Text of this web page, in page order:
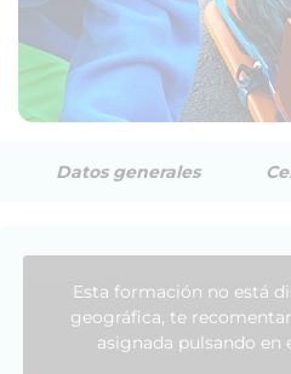
Datos generales
Esta formación no está
geográfica, te
asignada pulsando en